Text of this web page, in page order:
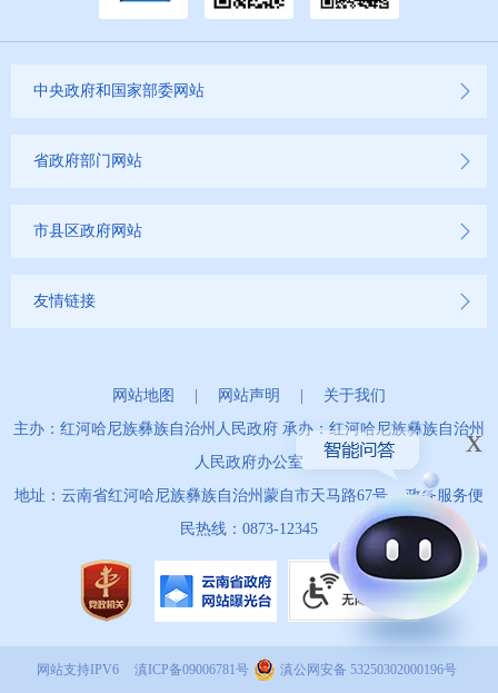
中央政府和国家部委网站
省政府部门网站
市县区政府网站
友情链接
网站地图 网站声明
关于我们
主办：红河哈尼族彝族自治州人民政府 承办：红河哈尼族彝族自治州
人民政府办公室
地址：云南省红河哈尼族彝族自治州蒙自市天马路67号 政务服务便
民热线：0873-12345
x
网站支持IPV6 滇ICP备09006781号 滇公网安备 53250302000196号